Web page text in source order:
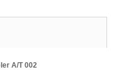
A/T 002